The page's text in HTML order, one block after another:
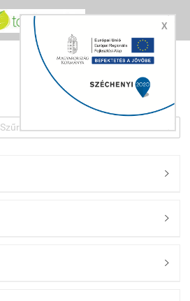
 
Szűrés beállítások



X